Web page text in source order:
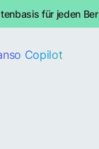
für jeden
Copilot